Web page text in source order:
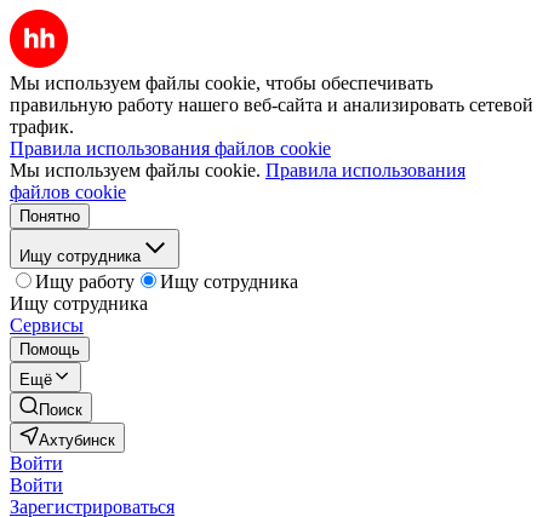
Мы используем файлы cookie, чтобы обеспечивать
правильную работу нашего веб-сайта и анализировать сетевой
трафик.
Правила использования файлов cookie
Мы используем файлы cookie. Правила использования
файлов cookie
Понятно
Ищу сотрудника
Ищу работу
Ищу сотрудника
Ищу сотрудника
Сервисы
Помощь
Ещё
Поиск
Ахтубинск
Войти
Войти
Зарегистрироваться